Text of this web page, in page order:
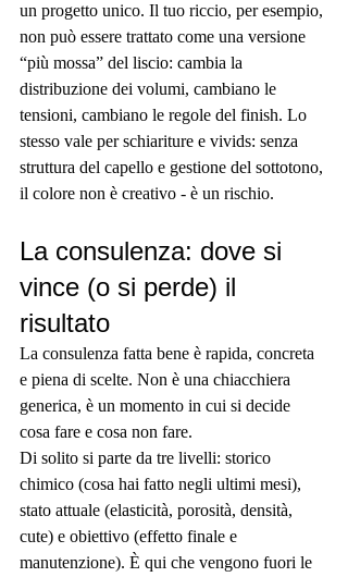
un progetto unico. Il tuo riccio, per esempio,
non può essere trattato come una versione
“più mossa” del liscio: cambia la
distribuzione dei volumi, cambiano le
tensioni, cambiano le regole del finish. Lo
stesso vale per schiariture e vivids: senza
struttura del capello e gestione del sottotono,
il colore non è creativo - è un rischio.
La consulenza: dove si
vince (o si perde) il
risultato
La consulenza fatta bene è rapida, concreta
e piena di scelte. Non è una chiacchiera
generica, è un momento in cui si decide
cosa fare e cosa non fare.
Di solito si parte da tre livelli: storico
chimico (cosa hai fatto negli ultimi mesi),
stato attuale (elasticità, porosità, densità,
cute) e obiettivo (effetto finale e
manutenzione). È qui che vengono fuori le